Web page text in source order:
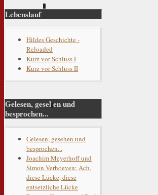
Lebenslauf
Hildes Geschichte -
Reloaded
Kurz vor Schluss I
Kurz vor Schluss II
Gelesen, gesehen und
besprochen...
Gelesen, gesehen und
besprochen...
Joachim Meyerhoff und
Simon Verhoeven: Ach,
diese Lücke, diese
entsetzliche Lücke